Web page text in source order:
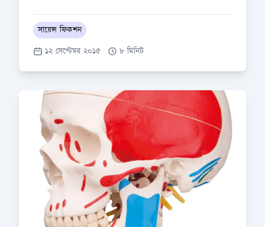
সায়েন্স ফিকশন
১২ সেপ্টেম্বর ২০১৫
৮ মিনিট